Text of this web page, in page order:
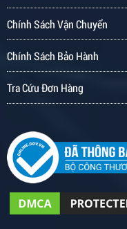
Chính Sách Vận Chuyển
Chính Sách Bảo Hành
Tra Cứu Đơn Hàng